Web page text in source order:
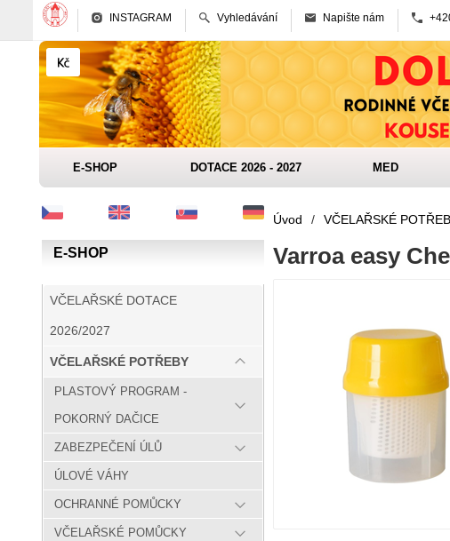
INSTAGRAM Vyhledávání Napište nám
E-SHOP DOTACE 2026 - 2027 MED
E-SHOP
VČELAŘSKÉ DOTACE
2026/2027
VČELAŘSKÉ POTŘEBY
PLASTOVÝ PROGRAM -
POKORNÝ DAČICE
ZABEZPEČENÍ ÚLŮ
ÚLOVÉ VÁHY
OCHRANNÉ POMŮCKY
VČELAŘSKÉ POMŮCKY
Úvod / VČELAŘSKÉ
Varroa easy